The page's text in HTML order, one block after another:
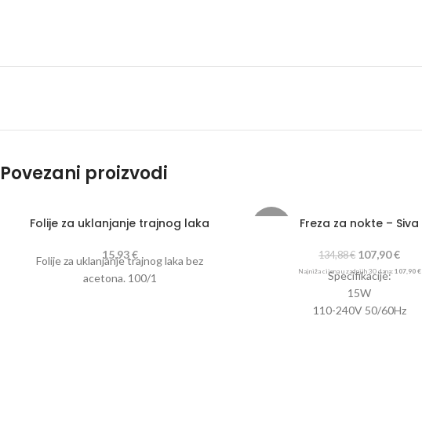
Povezani proizvodi
Folije za uklanjanje trajnog laka
15,93€
Folije za uklanjanje trajnog laka bez
acetona. 100/1
Freza za nokte – Siva
134,88€ 107,90€
Najniža cijena u zadnjih 30 dana: 107,90 €
Specifikacije:
15W
110-240V 50/60Hz